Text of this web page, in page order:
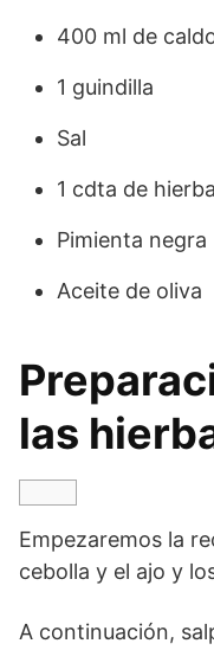
400 ml de
1 guindilla
Sal
1 cdta de
Pimienta negra
Aceite de oliva
las
Empezaremos la
cebolla y el ajo y
A continuación,